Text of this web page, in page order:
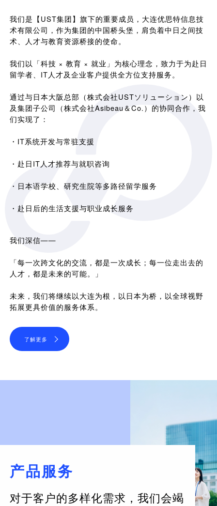
我们是【UST集团】旗下的重要成员，大连优思特信息技
术有限公司，作为集团的中国桥头堡，肩负着中日之间技
术、人才与教育资源桥接的使命。
我们以「科技 × 教育 × 就业」为核心理念，致力于为赴日
留学者、IT人才及企业客户提供全方位支持服务。
通过与日本大阪总部（株式会社USTソリューション）以
及集团子公司（株式会社Asibeau＆Co.）的协同合作，我
们实现了：
・IT系统开发与常驻支援
・赴日IT人才推荐与就职咨询
・日本语学校、研究生院等多路径留学服务
・赴日后的生活支援与职业成长服务
我们深信——
「每一次跨文化的交流，都是一次成长；每一位走出去的
人才，都是未来的可能。」
未来，我们将继续以大连为根，以日本为桥，以全球视野
拓展更具价值的服务体系。
了解更多
产品服务
对于客户的多样化需求， 我们会竭